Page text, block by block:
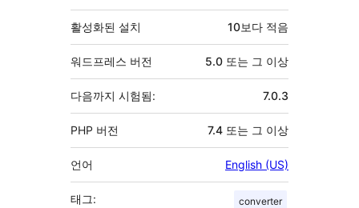
활성화된 설치 10보다 적음
워드프레스 버전 5.0 또는 그 이상
다음까지 시험됨: 7.0.3
PHP 버전 7.4 또는 그 이상
언어 English (US)
태그: converter